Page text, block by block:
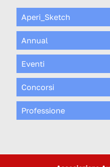
Aperi_Sketch
Annual
Eventi
Concorsi
Professione